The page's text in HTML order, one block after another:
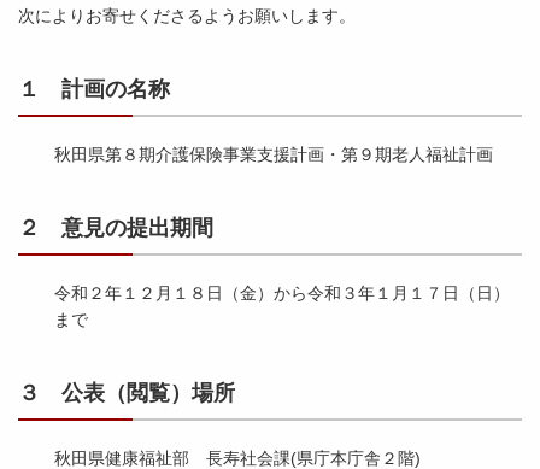
次によりお寄せくださるようお願いします。
１ 計画の名称
秋田県第８期介護保険事業支援計画・第９期老人福祉計画
２ 意見の提出期間
令和２年１２月１８日（金）から令和３年１月１７日（日）
まで
３ 公表（閲覧）場所
秋田県健康福祉部 長寿社会課(県庁本庁舎２階)